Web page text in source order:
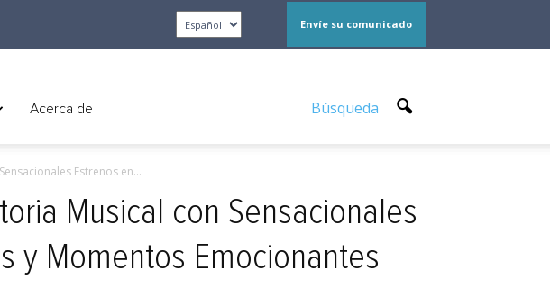
Envíe su comunicado
Acerca de Búsqueda
Estrenos en...
Musical con Sensacionales
y Momentos Emocionantes